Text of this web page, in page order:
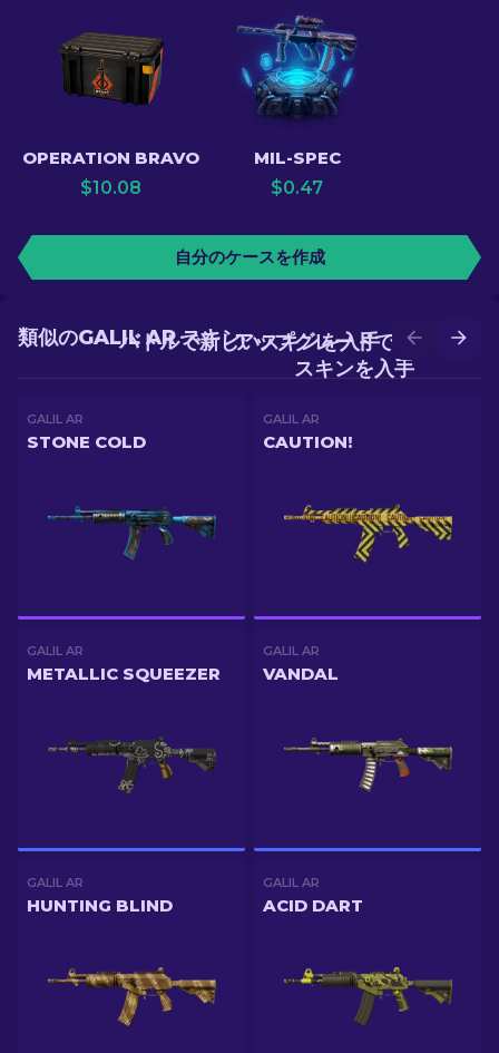
OPERATION BRAVO
$10.08
MIL-SPEC
$0.47
自分のケースを作成
アップグレードでより良い
スキンを入手
バトルで新しいスキンを入手
類似のGALIL AR スキン
GALIL AR
STONE COLD
GALIL AR
CAUTION!
GALIL AR
METALLIC SQUEEZER
GALIL AR
VANDAL
GALIL AR
HUNTING BLIND
GALIL AR
ACID DART